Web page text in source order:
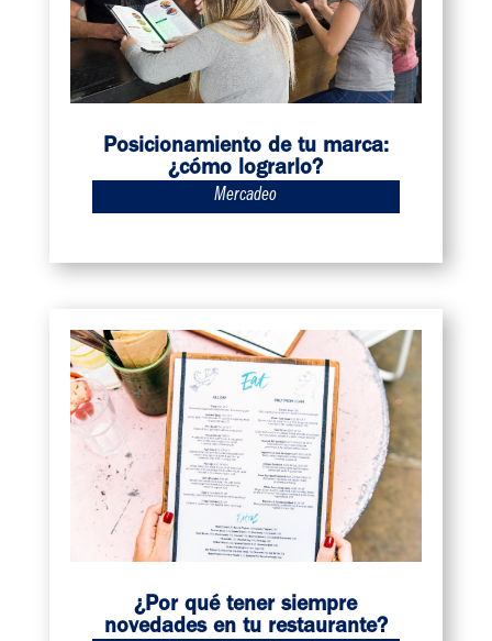
Posicionamiento de tu marca:
¿cómo lograrlo?
Mercadeo
¿Por qué tener siempre
novedades en tu restaurante?